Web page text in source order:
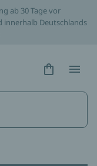
ab 30 Tage vor
innerhalb Deutschlands
Hidden